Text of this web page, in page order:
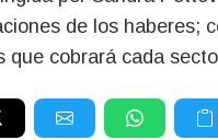
de los haberes;
que cobrará cada